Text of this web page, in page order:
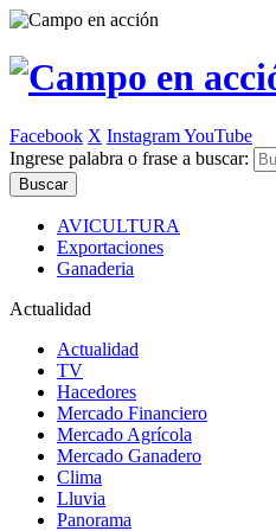
Facebook X InstagramYouTube
Ingrese palabra o frase a buscar:
AVICULTURA
Exportaciones
Ganaderia
Actualidad
Actualidad
TV
Hacedores
Mercado Financiero
Mercado Agrícola
Mercado Ganadero
Clima
Lluvia
Panorama